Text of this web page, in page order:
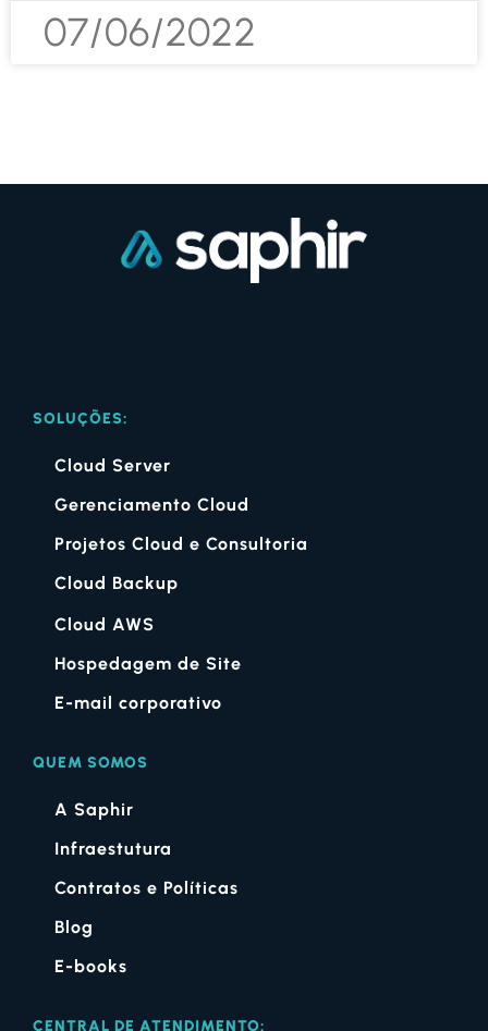
07/06/2022
SOLUÇÕES:
Cloud Server
Gerenciamento Cloud
Projetos Cloud e Consultoria
Cloud Backup
Cloud AWS
Hospedagem de Site
E-mail corporativo
QUEM SOMOS
A Saphir
Infraestutura
Contratos e Políticas
Blog
E-books
CENTRAL DE ATENDIMENTO: